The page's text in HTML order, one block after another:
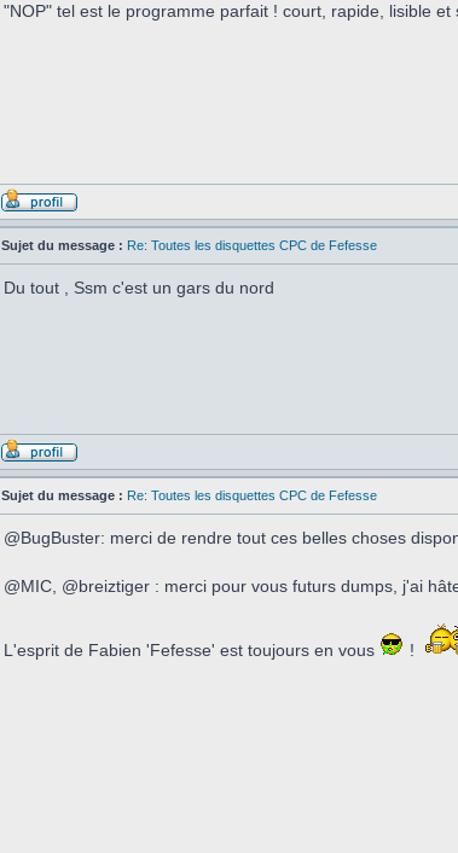
"NOP" tel est le programme parfait ! court, rapide, lisible et
Sujet du message : Re: Toutes les disquettes CPC de Fefesse
Du tout , Ssm c'est un gars du nord
Sujet du message : Re: Toutes les disquettes CPC de Fefesse
@BugBuster: merci de rendre tout ces belles choses
@MIC, @breiztiger : merci pour vous futurs dumps, j'ai
L'esprit de Fabien 'Fefesse' est toujours en vous !